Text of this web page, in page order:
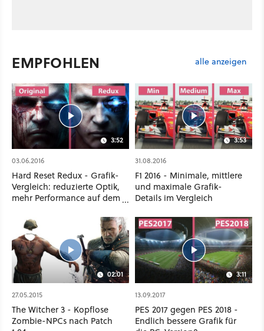
EMPFOHLEN alle anzeigen
3:52
03.06.2016
Hard Reset Redux - Grafik-
Vergleich: reduzierte Optik,
mehr Performance auf dem
3:53
31.08.2016
F1 2016 - Minimale, mittlere
und maximale Grafik-
Details im Vergleich
02:01
27.05.2015
The Witcher 3 - Kopflose
Zombie-NPCs nach Patch
3:11
13.09.2017
PES 2017 gegen PES 2018 -
Endlich bessere Grafik für